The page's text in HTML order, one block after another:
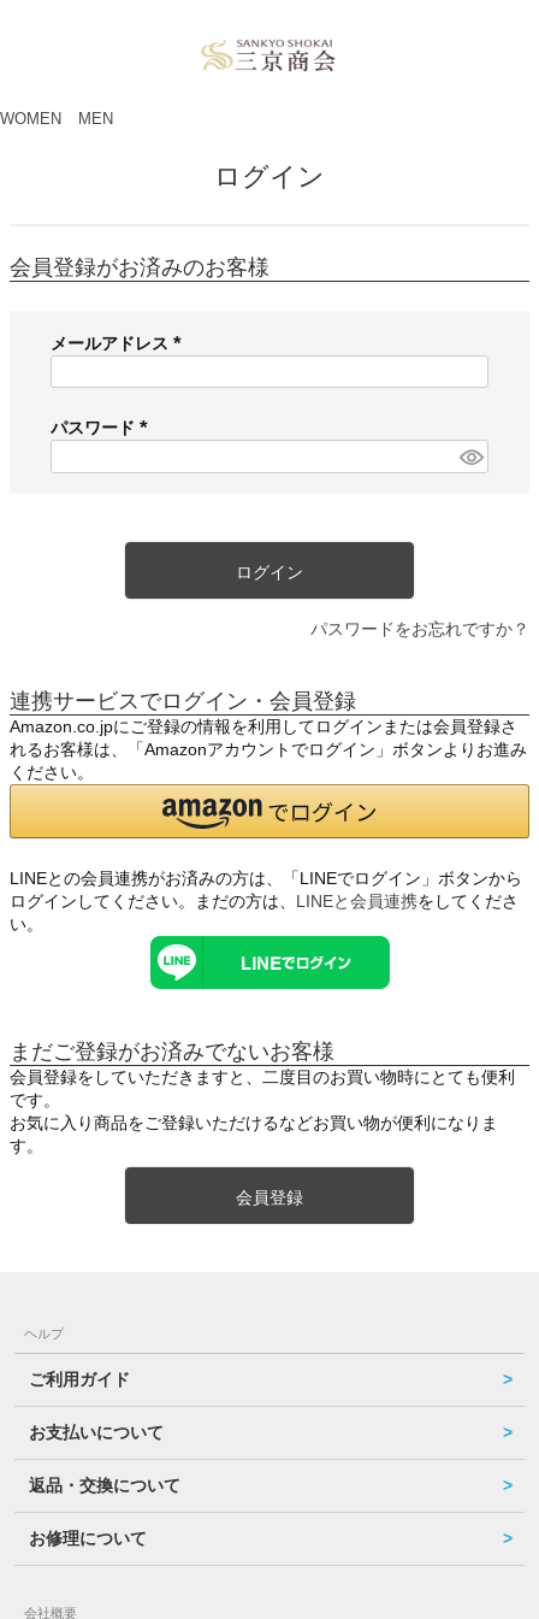
WOMEN MEN
ログイン
会員登録がお済みのお客様
メールアドレス
必
)
パスワード
必
ログイン
パスワードをお忘れですか？
連携サービスでログイン・会員登録
Amazon.co.jpにご登録の情報を利用してログインまたは会員登録さ
れるお客様は、「Amazonアカウントでログイン」ボタンよりお進み
ください。
LINEとの会員連携がお済みの方は、「LINEでログイン」ボタンから
ログインしてください。まだの方は、 LINEと会員連携をしてくださ
い。
まだご登録がお済みでないお客様
会員登録をしていただきますと、二度目のお買い物時にとても便利
です。
お気に入り商品をご登録いただけるなどお買い物が便利になりま
す。
会員登録
ヘルプ
ご利用ガイド
お支払いについて
返品・交換について
お修理について
会社概要